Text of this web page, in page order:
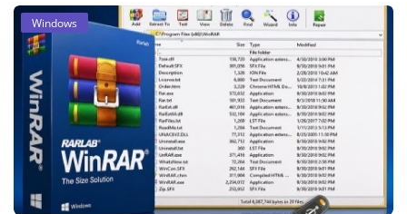
Windows